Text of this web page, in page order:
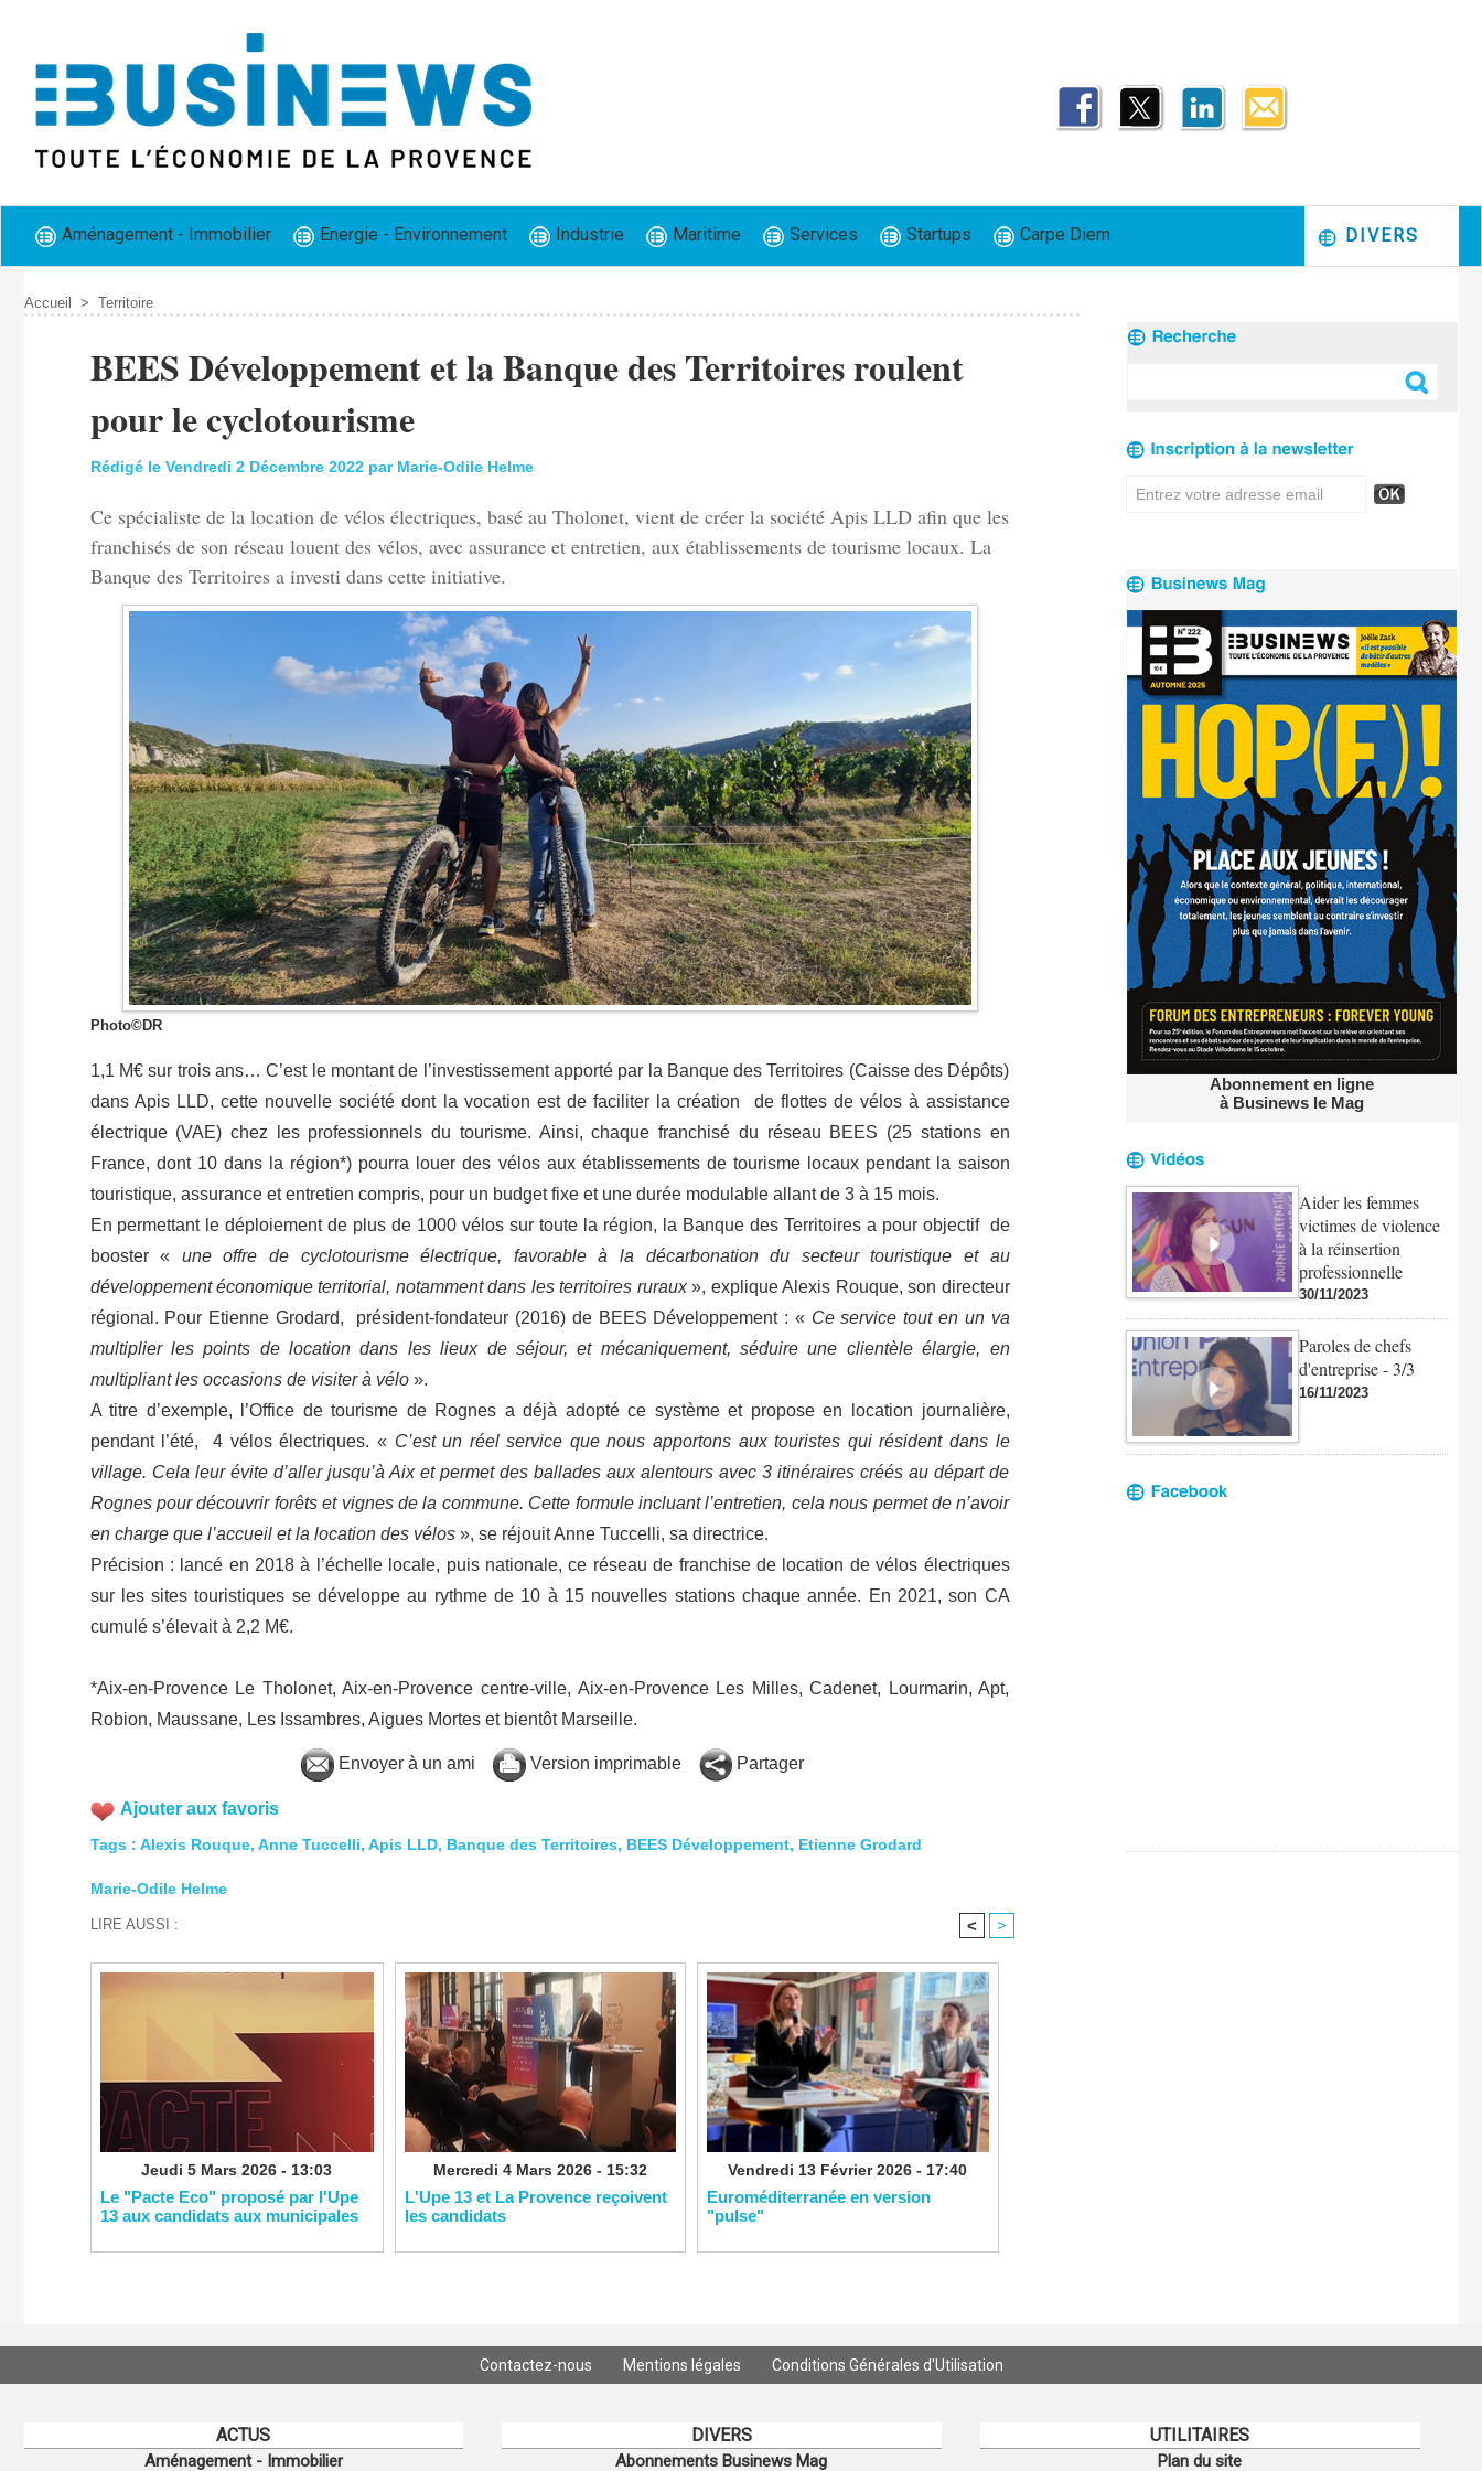
Aménagement - Immobilier Energie - Environnement Industrie Maritime Services Startups Carpe Diem DIVERS
Accueil > Territoire
BEES Développement et la Banque des Territoires roulent
pour le cyclotourisme
Rédigé le Vendredi 2 Décembre 2022 par Marie-Odile Helme
Ce spécialiste de la location de vélos électriques, basé au Tholonet, vient de créer la société Apis LLD afin que les
franchisés de son réseau louent des vélos, avec assurance et entretien, aux établissements de tourisme locaux. La
Banque des Territoires a investi dans cette initiative.
Photo©DR
1,1 M€ sur trois ans… C’est le montant de l’investissement apporté par la Banque des Territoires (Caisse des Dépôts)
dans Apis LLD, cette nouvelle société dont la vocation est de faciliter la création de flottes de vélos à assistance
électrique (VAE) chez les professionnels du tourisme. Ainsi, chaque franchisé du réseau BEES (25 stations en
France, dont 10 dans la région*) pourra louer des vélos aux établissements de tourisme locaux pendant la saison
touristique, assurance et entretien compris, pour un budget fixe et une durée modulable allant de 3 à 15 mois.
En permettant le déploiement de plus de 1000 vélos sur toute la région, la Banque des Territoires a pour objectif de
booster « une offre de cyclotourisme électrique, favorable à la décarbonation du secteur touristique et au
développement économique territorial, notamment dans les territoires ruraux», explique Alexis Rouque, son directeur
régional. Pour Etienne Grodard, président-fondateur (2016) de BEES Développement : « Ce service tout en un va
multiplier les points de location dans les lieux de séjour, et mécaniquement, séduire une clientèle élargie, en
multipliant les occasions de visiter à vélo».
A titre d’exemple, l’Office de tourisme de Rognes a déjà adopté ce système et propose en location journalière,
pendant l’été, 4 vélos électriques. « C’est un réel service que nous apportons aux touristes qui résident dans le
village. Cela leur évite d’aller jusqu’à Aix et permet des ballades aux alentours avec 3 itinéraires créés au départ de
Rognes pour découvrir forêts et vignes de la commune. Cette formule incluant l’entretien, cela nous permet de n’avoir
en charge que l’accueil et la location des vélos», se réjouit Anne Tuccelli, sa directrice.
Précision : lancé en 2018 à l’échelle locale, puis nationale, ce réseau de franchise de location de vélos électriques
sur les sites touristiques se développe au rythme de 10 à 15 nouvelles stations chaque année. En 2021, son CA
cumulé s’élevait à 2,2 M€.
*Aix-en-Provence Le Tholonet, Aix-en-Provence centre-ville, Aix-en-Provence Les Milles, Cadenet, Lourmarin, Apt,
Robion, Maussane, Les Issambres, Aigues Mortes et bientôt Marseille.
Envoyer à un ami Version imprimable Partager
Ajouter aux favoris
Tags: Alexis Rouque, Anne Tuccelli, Apis LLD, Banque des Territoires, BEES Développement, Etienne Grodard
Marie-Odile Helme
LIRE AUSSI : < >
Jeudi 5 Mars 2026 - 13:03
Le "Pacte Eco" proposé par l'Upe
13 aux candidats aux municipales
Mercredi 4 Mars 2026 - 15:32
L'Upe 13 et La Provence reçoivent
les candidats
Vendredi 13 Février 2026 - 17:40
Euroméditerranée en version
"pulse"
Abonnement en ligne
à Businews le Mag
Aider les femmes
victimes de violence
à la réinsertion
professionnelle
30/11/2023
Paroles de chefs
d'entreprise - 3/3
16/11/2023
Contactez-nous Mentions légales Conditions Générales d'Utilisation
ACTUS
Aménagement - Immobilier
DIVERS
Abonnements Businews Mag
UTILITAIRES
Plan du site